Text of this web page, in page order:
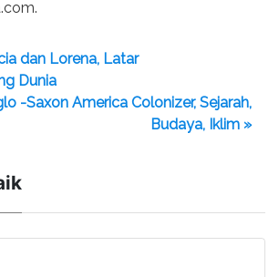
dan Lorena, Latar
Dunia
-Saxon America Colonizer, Sejarah,
Budaya, Iklim »